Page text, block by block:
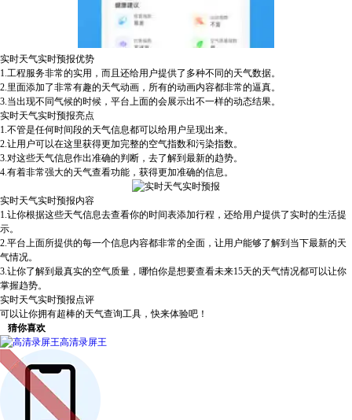
实时天气实时预报优势
1.工程服务非常的实用，而且还给用户提供了多种不同的天气数据。
2.里面添加了非常有趣的天气动画，所有的动画内容都非常的逼真。
3.当出现不同气候的时候，平台上面的会展示出不一样的动态结果。
实时天气实时预报亮点
1.不管是任何时间段的天气信息都可以给用户呈现出来。
2.让用户可以在这里获得更加完整的空气指数和污染指数。
3.对这些天气信息作出准确的判断，去了解到最新的趋势。
4.有着非常强大的天气查看功能，获得更加准确的信息。
实时天气实时预报内容
1.让你根据这些天气信息去查看你的时间表添加行程，还给用户提供了实时的生活提
示。
2.平台上面所提供的每一个信息内容都非常的全面，让用户能够了解到当下最新的天
气情况。
3.让你了解到最真实的空气质量，哪怕你是想要查看未来15天的天气情况都可以让你
掌握趋势。
实时天气实时预报点评
可以让你拥有超棒的天气查询工具，快来体验吧！
猜你喜欢
高清录屏王